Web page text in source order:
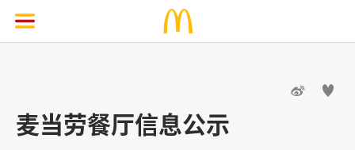
 
麦当劳餐厅信息公示